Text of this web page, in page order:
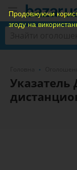
Продовжуючи
згоду на